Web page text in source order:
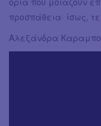
προσπάθεια· ίσως,
Αλεξάνδρα